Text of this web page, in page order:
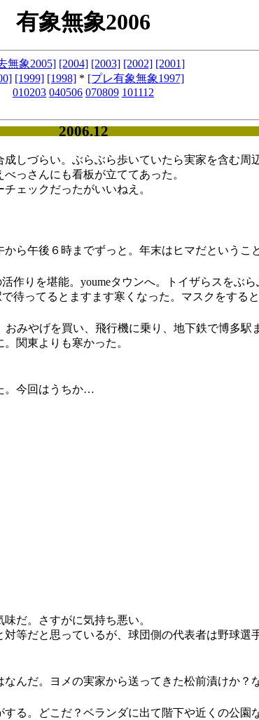
有象無象2006
無象2005] [2004] [2003] [2002] [2001]
[1999] [1998] * [プレ有象無象1997]
010203 040506 070809 101112
2006.12
しづらい。ぶらぶら歩いていたら実家を含む
っさんにも看板が立ててあった。
ェックだったがいいねえ。
ら午後６時までずっと。年末はヒマだというこ
りを堪能。youmeタウンへ。トイザらスをぶ
ってるとますます寒くなった。マスクをする
みやげを買い、飛行機に乗り、地下鉄で博多
関東よりも寒かった。
。今回はうちか…
だ。さすがに気持ち悪い。
等だと思っているが、球団側の代表者は野球
んだ。ヨメの実家から送ってきた松前漬けか？
る。どこだ？ベランダに出て階下や近くの公園